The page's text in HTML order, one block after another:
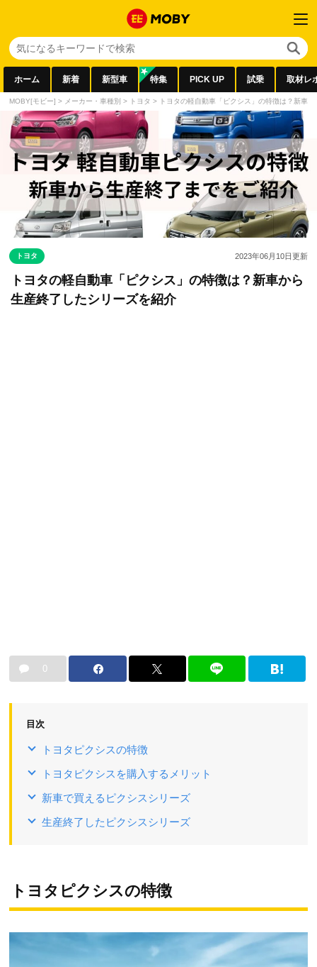
ホーム 新着 新型車 特集 PICK UP 試乗 取材レ
MOBY[モビー] > メーカー・車種別 > トヨタ > トヨタの軽自動車「ピクシス」の特徴は？新車
トヨタ 2023年06月10日更新
トヨタの軽自動車「ピクシス」の特徴は？新車から
生産終了したシリーズを紹介
0
目次
トヨタピクシスの特徴
トヨタピクシスを購入するメリット
新車で買えるピクシスシリーズ
生産終了したピクシスシリーズ
トヨタピクシスの特徴